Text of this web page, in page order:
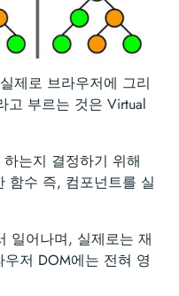
제로 브라우저에 그리
고 부르는 것은 Virtual
는지 결정하기 위해
함수 즉, 컴포넌트를 실
일어나며, 실제로는 재
저 DOM에는 전혀 영